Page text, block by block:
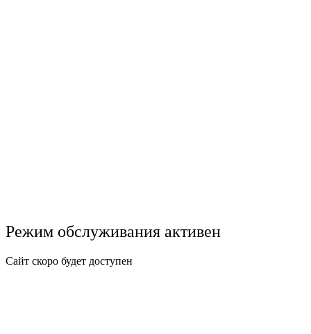
Режим обслуживания активен
Сайт скоро будет доступен